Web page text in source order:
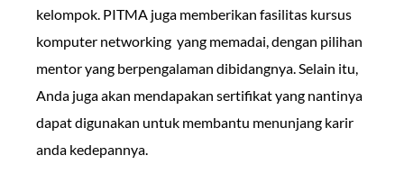
kelompok. PITMA juga memberikan fasilitas kursus
komputer networking yang memadai, dengan pilihan
mentor yang berpengalaman dibidangnya. Selain itu,
Anda juga akan mendapakan sertifikat yang nantinya
dapat digunakan untuk membantu menunjang karir
anda kedepannya.